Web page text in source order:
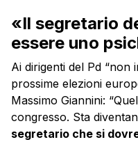
«Il segretario
essere uno
Ai dirigenti del Pd “non
prossime elezioni
Massimo Giannini:
congresso. Sta
segretario che si